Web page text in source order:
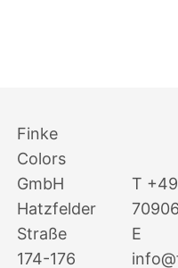
Finke
Colors
GmbH
Hatzfelder
Straße
174-176
T
E